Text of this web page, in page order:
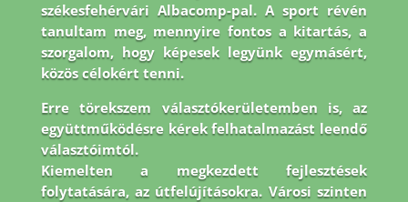
székesfehérvári Albacomp-pal. A sport révén
tanultam meg, mennyire fontos a kitartás, a
szorgalom, hogy képesek legyünk egymásért,
közös célokért tenni.
Erre törekszem választókerületemben is, az
együttműködésre kérek felhatalmazást leendő
választóimtól.
Kiemelten a megkezdett fejlesztések
folytatására, az útfelújításokra. Városi szinten